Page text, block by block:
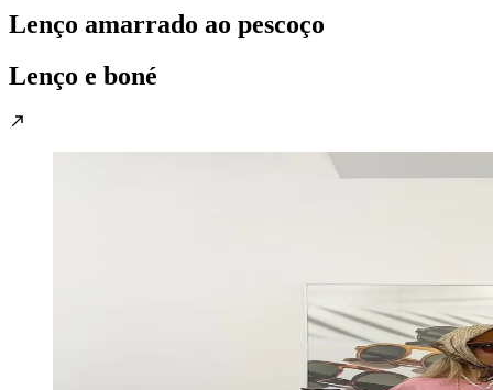
Lenço amarrado ao pescoço
Lenço e boné